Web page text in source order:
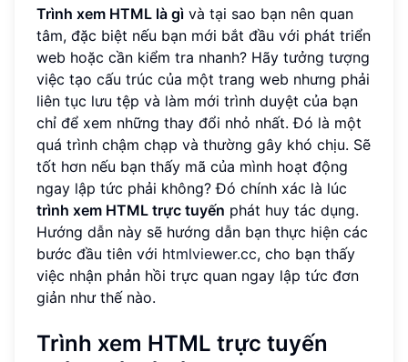
Trình xem HTML là gì và tại sao bạn nên quan
tâm, đặc biệt nếu bạn mới bắt đầu với phát triển
web hoặc cần kiểm tra nhanh? Hãy tưởng tượng
việc tạo cấu trúc của một trang web nhưng phải
liên tục lưu tệp và làm mới trình duyệt của bạn
chỉ để xem những thay đổi nhỏ nhất. Đó là một
quá trình chậm chạp và thường gây khó chịu. Sẽ
tốt hơn nếu bạn thấy mã của mình hoạt động
ngay lập tức phải không? Đó chính xác là lúc
trình xem HTML trực tuyến phát huy tác dụng.
Hướng dẫn này sẽ hướng dẫn bạn thực hiện các
bước đầu tiên với htmlviewer.cc, cho bạn thấy
việc nhận phản hồi trực quan ngay lập tức đơn
giản như thế nào.
Trình xem HTML trực tuyến